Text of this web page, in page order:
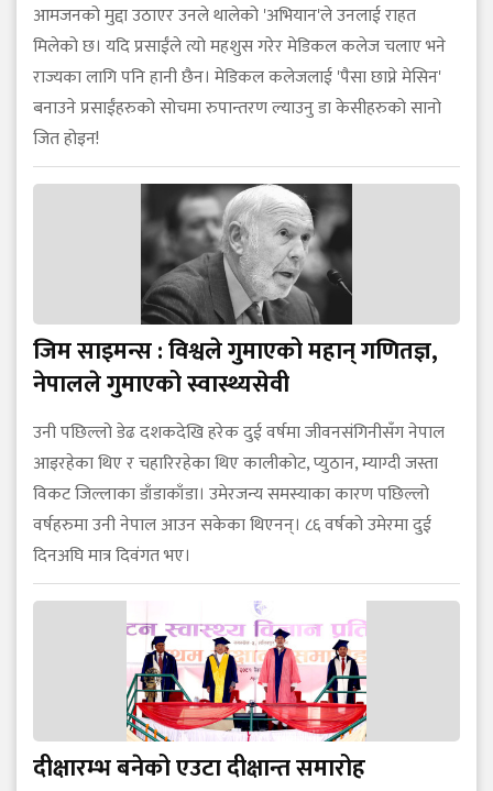
आमजनको मुद्दा उठाएर उनले थालेको 'अभियान'ले उनलाई राहत
मिलेको छ। यदि प्रसाईंले त्यो महशुस गरेर मेडिकल कलेज चलाए भने
राज्यका लागि पनि हानी छैन। मेडिकल कलेजलाई 'पैसा छाप्ने मेसिन'
बनाउने प्रसाईंहरुको सोचमा रुपान्तरण ल्याउनु डा केसीहरुको सानो
जित होइन!
जिम साइमन्स : विश्वले गुमाएको महान् गणितज्ञ,
नेपालले गुमाएको स्वास्थ्यसेवी
उनी पछिल्लो डेढ दशकदेखि हरेक दुई वर्षमा जीवनसंगिनीसँग नेपाल
आइरहेका थिए र चहारिरहेका थिए कालीकोट, प्युठान, म्याग्दी जस्ता
विकट जिल्लाका डाँडाकाँडा। उमेरजन्य समस्याका कारण पछिल्लो
वर्षहरुमा उनी नेपाल आउन सकेका थिएनन्। ८६ वर्षको उमेरमा दुई
दिनअघि मात्र दिवंगत भए।
दीक्षारम्भ बनेको एउटा दीक्षान्त समारोह